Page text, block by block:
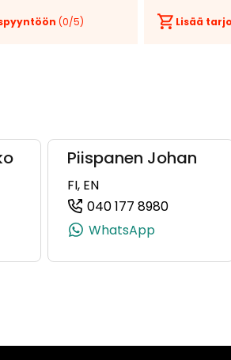
(0/5) Lisää
50 303 8589) 0505685696, +358 50
Piispanen Johan
FI, EN
040 177 8980
WhatsApp